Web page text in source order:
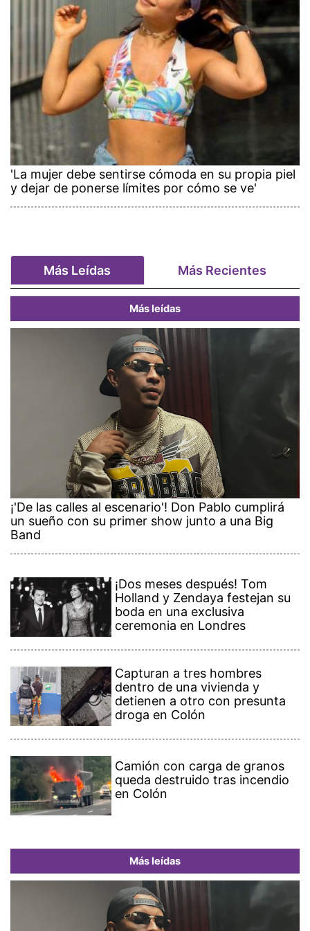
'La mujer debe sentirse cómoda en su propia piel
y dejar de ponerse límites por cómo se ve'
Más Leídas Más Recientes
Más leídas
¡'De las calles al escenario'! Don Pablo cumplirá
un sueño con su primer show junto a una Big
Band
¡Dos meses después! Tom
Holland y Zendaya festejan su
boda en una exclusiva
ceremonia en Londres
Capturan a tres hombres
dentro de una vivienda y
detienen a otro con presunta
droga en Colón
Camión con carga de granos
queda destruido tras incendio
en Colón
Más leídas